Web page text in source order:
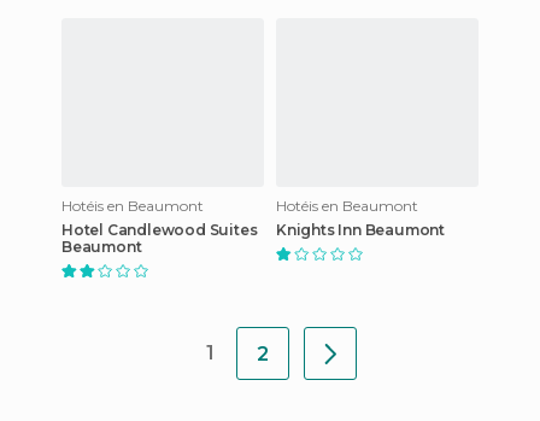
Hotéis en Beaumont
Hotel Candlewood Suites
Beaumont
Hotéis en Beaumont
Knights Inn Beaumont
1 2